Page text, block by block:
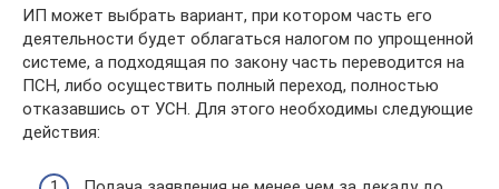
ИП может выбрать вариант, при котором часть его
деятельности будет облагаться налогом по упрощенной
системе, а подходящая по закону часть переводится на
ПСН, либо осуществить полный переход, полностью
отказавшись от УСН. Для этого необходимы следующие
действия: